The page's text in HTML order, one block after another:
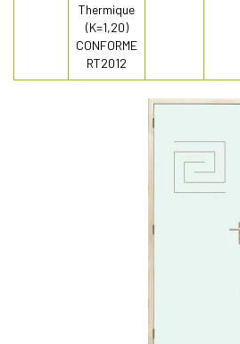
Thermique
(K=1,20)
CONFORME
RT2012